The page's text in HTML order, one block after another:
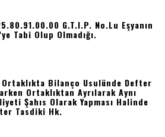
G.t.i.p. No.lu Eşyanın
Tabi Olup Olmadığı.
Bilanço Usulünde Defter
Ortaklıktan Ayrılarak Aynı
Şahıs Olarak Yapması Halinde
Tasdiki Hk.